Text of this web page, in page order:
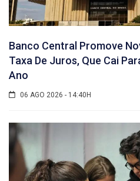
Banco Central Promove
Taxa De Juros, Que Cai
Ano
06 AGO 2026 - 14:40H